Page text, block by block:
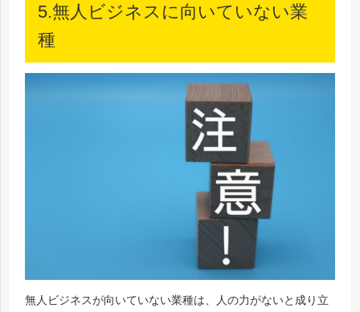
5.無人ビジネスに向いていない業
種
無人ビジネスが向いていない業種は、人の力がないと成り立